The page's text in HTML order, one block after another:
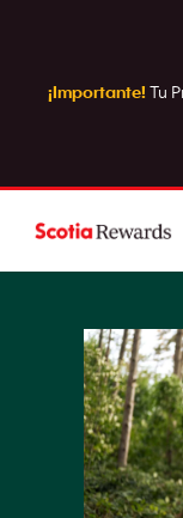
¡Importante! Tu